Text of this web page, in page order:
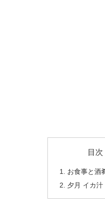
目次
お食事と酒
夕月 イカ汁